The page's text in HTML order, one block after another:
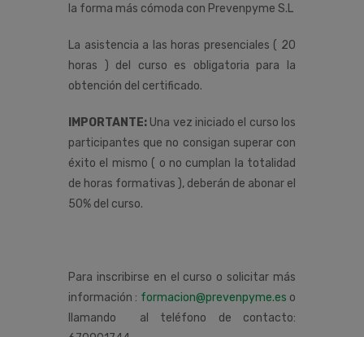
la forma más cómoda con Prevenpyme S.L
La asistencia a las horas presenciales ( 20
horas ) del curso es obligatoria para la
obtención del certificado.
IMPORTANTE: Una vez iniciado el curso los
participantes que no consigan superar con
éxito el mismo ( o no cumplan la totalidad
de horas formativas ), deberán de abonar el
50% del curso.
Para inscribirse en el curso o solicitar más
información : formacion@prevenpyme.es o
llamando al teléfono de contacto: